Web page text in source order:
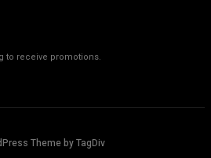
to receive promotions.
Theme by TagDiv